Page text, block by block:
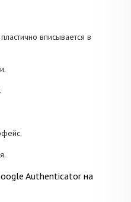
вписывается в
Authenticator на